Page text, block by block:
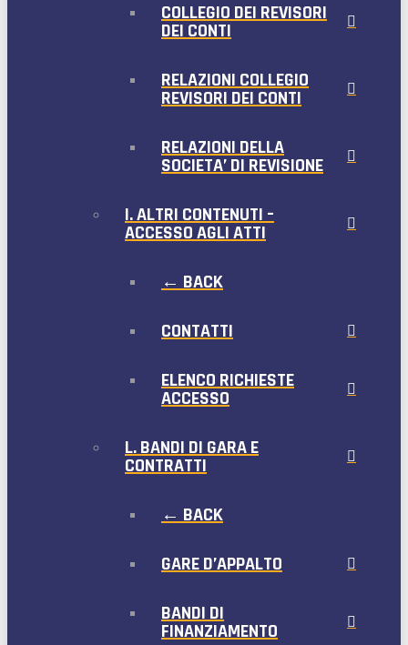
COLLEGIO DEI REVISORI
DEI CONTI
RELAZIONI COLLEGIO
REVISORI DEI CONTI
RELAZIONI DELLA
SOCIETA’ DI REVISIONE
I. ALTRI CONTENUTI –
ACCESSO AGLI ATTI
← BACK
CONTATTI
ELENCO RICHIESTE
ACCESSO
L. BANDI DI GARA E
CONTRATTI
← BACK
GARE D’APPALTO
BANDI DI
FINANZIAMENTO